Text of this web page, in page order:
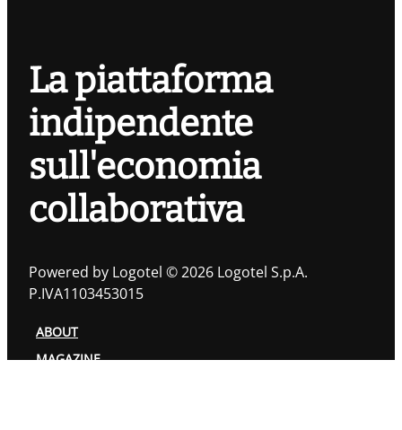
La piattaforma
indipendente
sull'economia
collaborativa
Powered by Logotel © 2026 Logotel S.p.A.
P.IVA1103453015
ABOUT
MAGAZINE